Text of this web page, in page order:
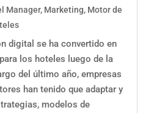
Manager, Marketing, Motor de
digital se ha convertido en
los hoteles luego de la
del último año, empresas
han tenido que adaptar y
modelos de